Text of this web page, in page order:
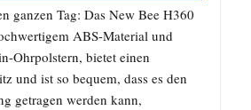
ganzen Tag: Das New Bee H360
ABS-Material und
Ohrpolstern, bietet einen
und ist so bequem, dass es den
getragen werden kann,